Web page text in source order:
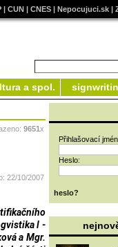
| CUN| CNES| Nepocujuci.sk|
a spol.
9651x
22/10/2007
l -
a Mgr.
Přihlašovací
Heslo:
heslo?